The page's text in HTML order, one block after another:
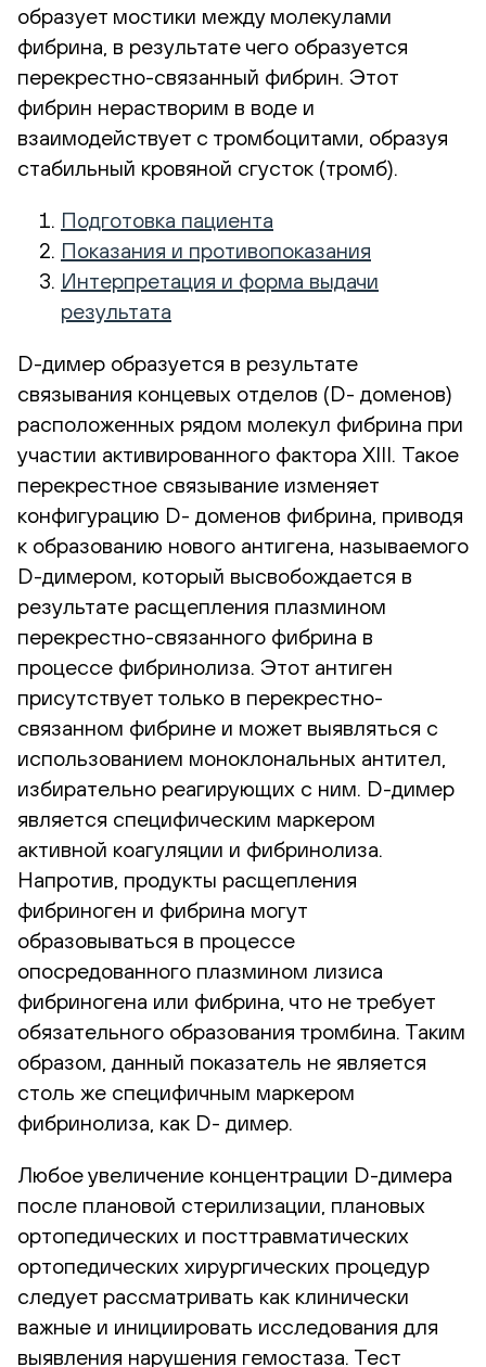
образует мостики между молекулами
фибрина, в результате чего образуется
перекрестно-связанный фибрин. Этот
фибрин нерастворим в воде и
взаимодействует с тромбоцитами, образуя
стабильный кровяной сгусток (тромб).
Подготовка пациента
Показания и противопоказания
Интерпретация и форма выдачи
результата
D-димер образуется в результате
связывания концевых отделов (D- доменов)
расположенных рядом молекул фибрина при
участии активированного фактора XIII. Такое
перекрестное связывание изменяет
конфигурацию D- доменов фибрина, приводя
к образованию нового антигена, называемого
D-димером, который высвобождается в
результате расщепления плазмином
перекрестно-связанного фибрина в
процессе фибринолиза. Этот антиген
присутствует только в перекрестно-
связанном фибрине и может выявляться с
использованием моноклональных антител,
избирательно реагирующих с ним. D-димер
является специфическим маркером
активной коагуляции и фибринолиза.
Напротив, продукты расщепления
фибриноген и фибрина могут
образовываться в процессе
опосредованного плазмином лизиса
фибриногена или фибрина, что не требует
обязательного образования тромбина. Таким
образом, данный показатель не является
столь же специфичным маркером
фибринолиза, как D- димер.
Любое увеличение концентрации D-димера
после плановой стерилизации, плановых
ортопедических и посттравматических
ортопедических хирургических процедур
следует рассматривать как клинически
важные и инициировать исследования для
выявления нарушения гемостаза. Тест